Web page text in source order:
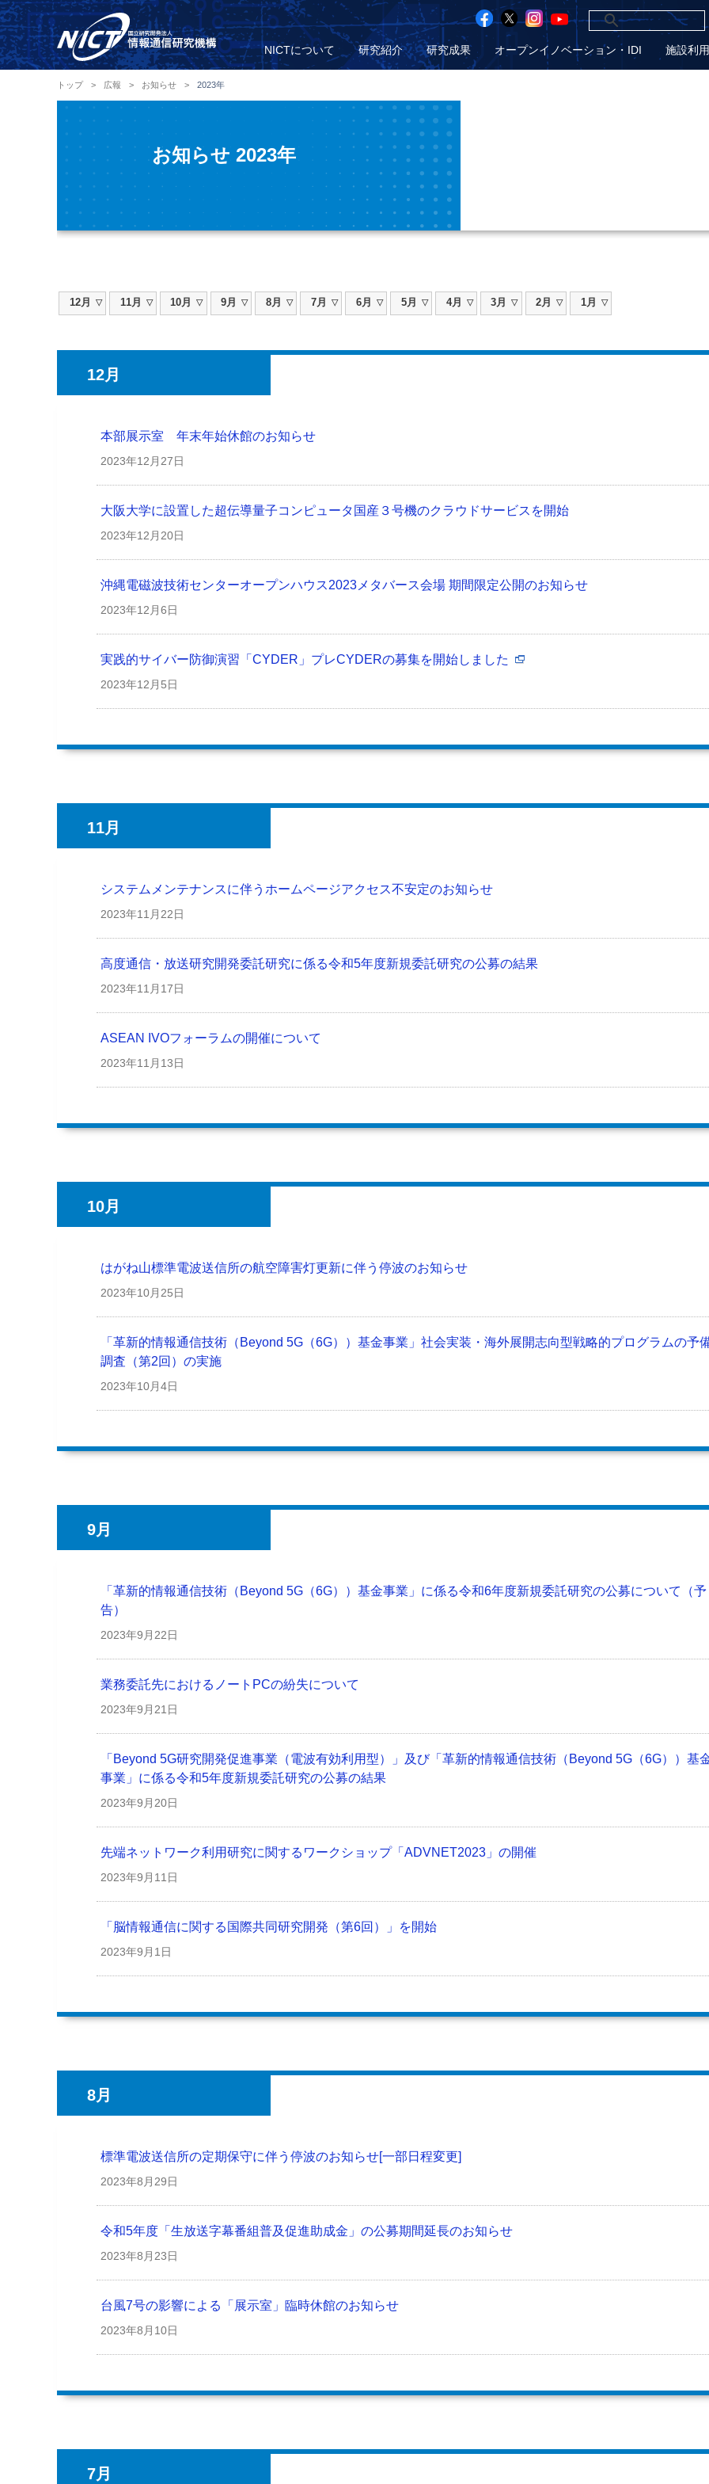
NICTについて 研究紹介 研究成果 オープンイノベーション・IDI 施設利用
トップ > 広報 > お知らせ > 2023年
お知らせ 2023年
12月 11月 10月 9月 8月 7月 6月 5月 4月 3月 2月 1月
12月
本部展示室 年末年始休館のお知らせ
2023年12月27日
大阪大学に設置した超伝導量子コンピュータ国産３号機のクラウドサービスを開始
2023年12月20日
沖縄電磁波技術センターオープンハウス2023メタバース会場 期間限定公開のお知らせ
2023年12月6日
実践的サイバー防御演習「CYDER」プレCYDERの募集を開始しました
2023年12月5日
11月
システムメンテナンスに伴うホームページアクセス不安定のお知らせ
2023年11月22日
高度通信・放送研究開発委託研究に係る令和5年度新規委託研究の公募の結果
2023年11月17日
ASEAN IVOフォーラムの開催について
2023年11月13日
10月
はがね山標準電波送信所の航空障害灯更新に伴う停波のお知らせ
2023年10月25日
「革新的情報通信技術（Beyond 5G（6G））基金事業」社会実装・海外展開志向型戦略的プログラムの予
調査（第2回）の実施
2023年10月4日
9月
「革新的情報通信技術（Beyond 5G（6G））基金事業」に係る令和6年度新規委託研究の公募について（予
告）
2023年9月22日
業務委託先におけるノートPCの紛失について
2023年9月21日
「Beyond 5G研究開発促進事業（電波有効利用型）」及び「革新的情報通信技術（Beyond 5G（6G））基
事業」に係る令和5年度新規委託研究の公募の結果
2023年9月20日
先端ネットワーク利用研究に関するワークショップ「ADVNET2023」の開催
2023年9月11日
「脳情報通信に関する国際共同研究開発（第6回）」を開始
2023年9月1日
8月
標準電波送信所の定期保守に伴う停波のお知らせ[一部日程変更]
2023年8月29日
令和5年度「生放送字幕番組普及促進助成金」の公募期間延長のお知らせ
2023年8月23日
台風7号の影響による「展示室」臨時休館のお知らせ
2023年8月10日
7月